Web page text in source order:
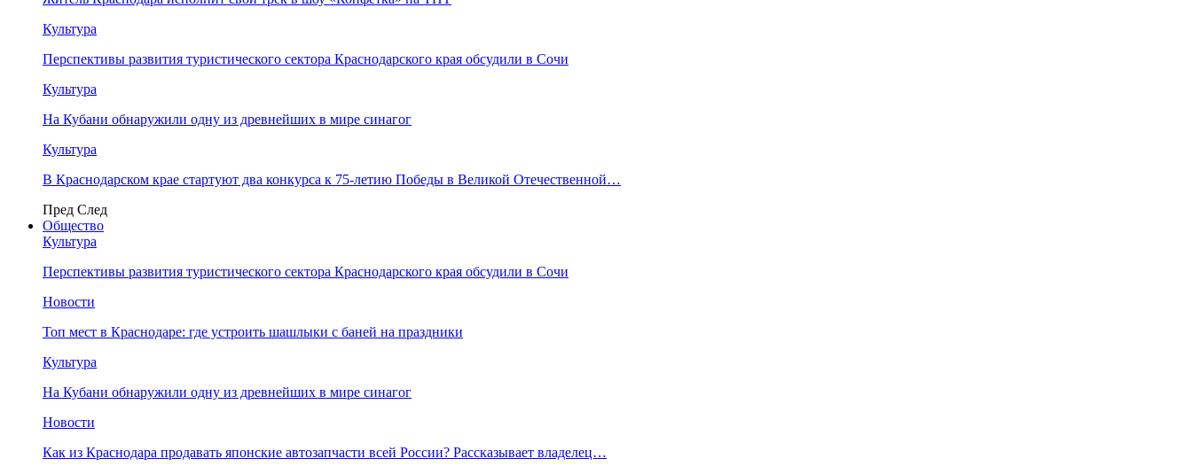
Культура
Перспективы развития туристического сектора Краснодарского края обсудили в Сочи
Культура
На Кубани обнаружили одну из древнейших в мире синагог
Культура
В Краснодарском крае стартуют два конкурса к 75-летию Победы в Великой Отечественной…
Пред След
Общество
Культура
Перспективы развития туристического сектора Краснодарского края обсудили в Сочи
Новости
Топ мест в Краснодаре: где устроить шашлыки с баней на праздники
Культура
На Кубани обнаружили одну из древнейших в мире синагог
Новости
Как из Краснодара продавать японские автозапчасти всей России? Рассказывает владелец…